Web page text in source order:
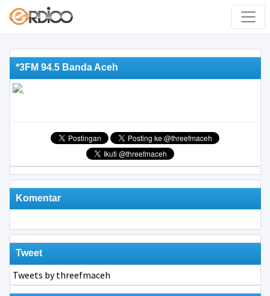
*3FM 94.5 Banda Aceh
Komentar
Tweet
Tweets by threefmaceh